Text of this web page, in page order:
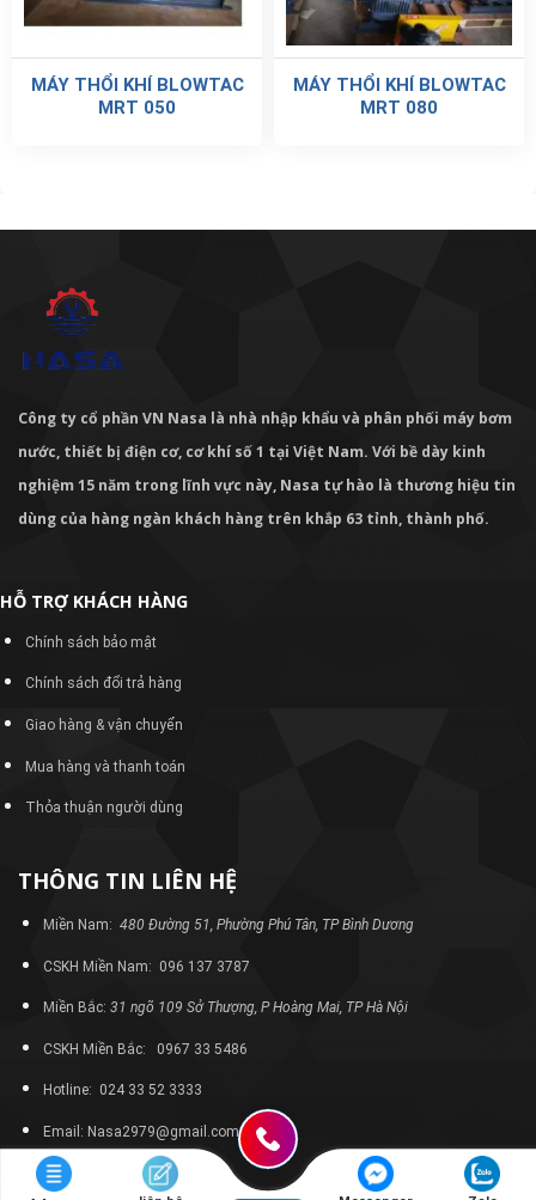
MÁY THỔI KHÍ BLOWTAC
MRT 050
MÁY THỔI KHÍ BLOWTAC
MRT 080
Công ty cổ phần VN Nasa là nhà nhập khẩu và phân phối máy bơm
nước, thiết bị điện cơ, cơ khí số 1 tại Việt Nam. Với bề dày kinh
nghiệm 15 năm trong lĩnh vực này, Nasa tự hào là thương hiệu tin
dùng của hàng ngàn khách hàng trên khắp 63 tỉnh, thành phố.
HỖ TRỢ KHÁCH HÀNG
Chính sách bảo mật
Chính sách đổi trả hàng
Giao hàng & vận chuyển
Mua hàng và thanh toán
Thỏa thuận người dùng
THÔNG TIN LIÊN HỆ
Miền Nam: 480 Đường 51, Phường Phú Tân, TP Bình Dương
CSKH Miền Nam: 096 137 3787
Miền Bắc: 31 ngõ 109 Sở Thượng, P Hoàng Mai, TP Hà Nội
CSKH Miền Bắc: 0967 33 5486
Hotline: 024 33 52 3333
Email: Nasa2979@gmail.com